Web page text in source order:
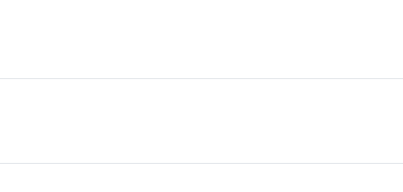
Onde as notícias realmente contam! Tudo o que se passa na Saúde!